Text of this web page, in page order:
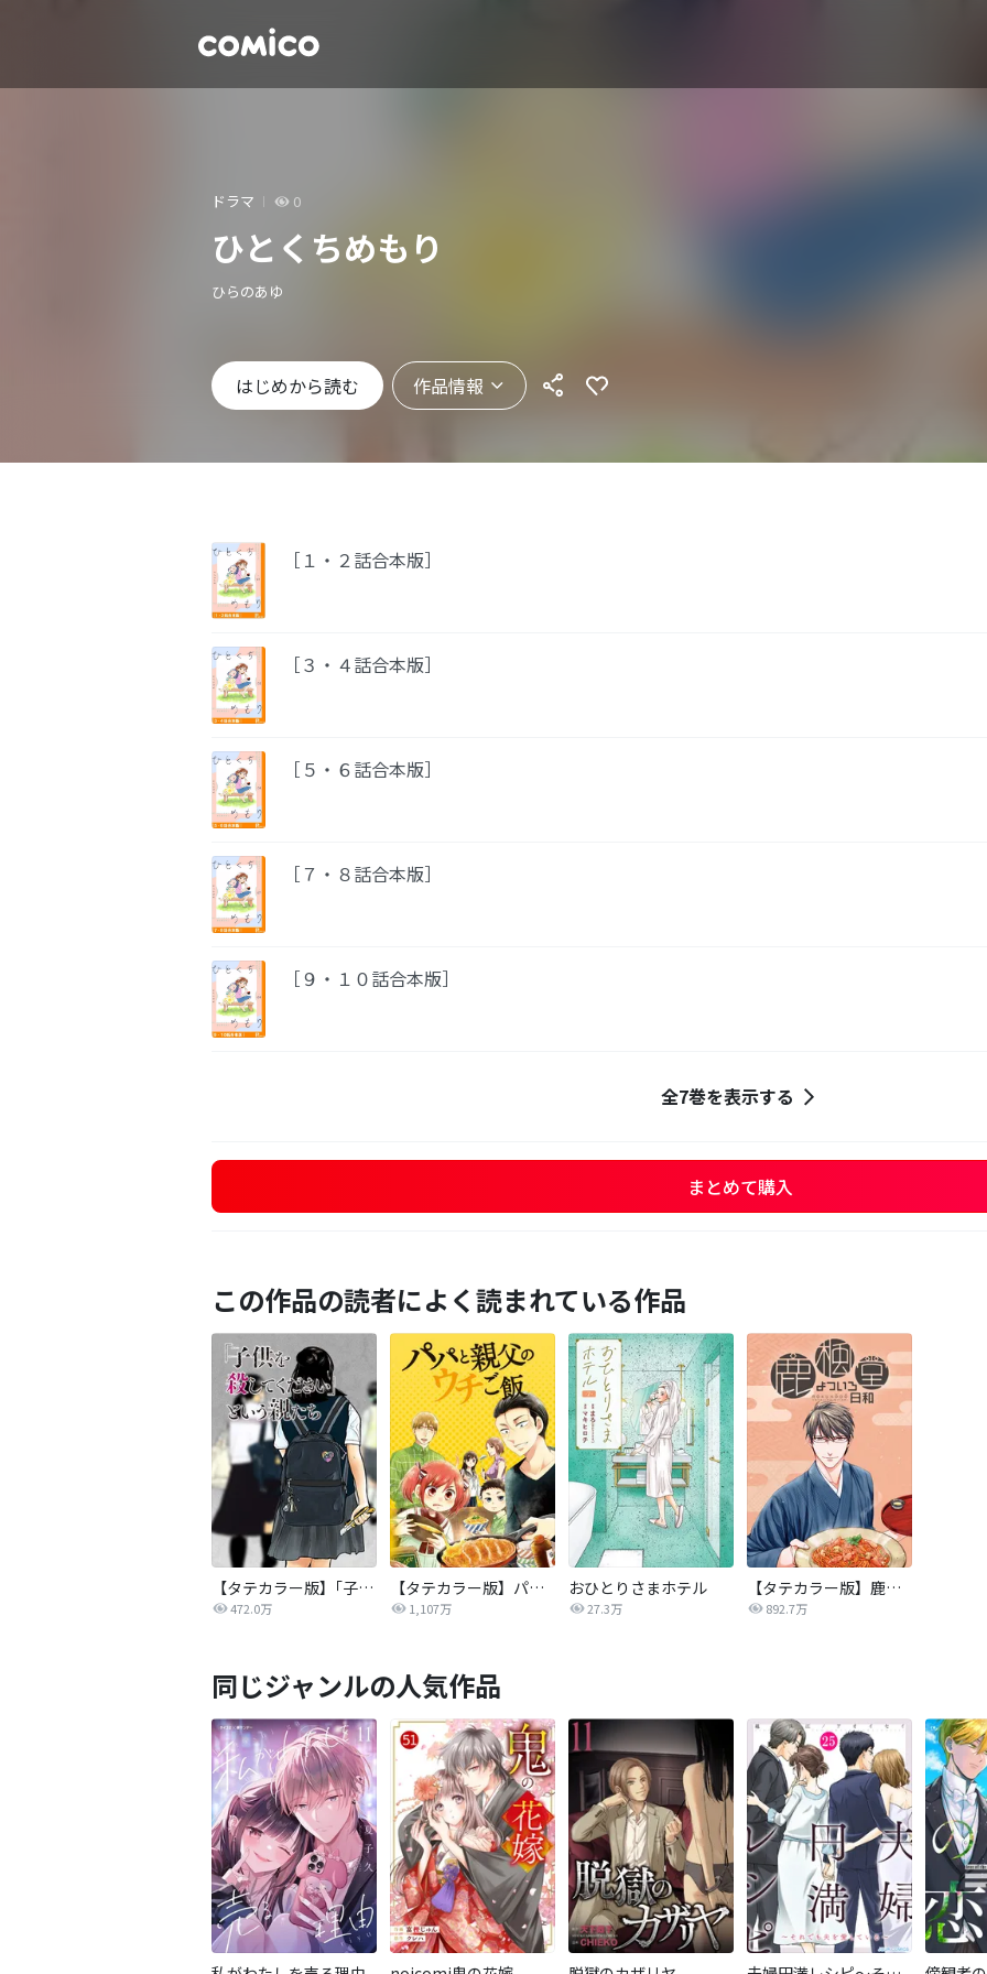
ドラマ 0
ひとくちめもり
ひらのあゆ
はじめから読む 作品情報
［１・２話合本版］
［３・４話合本版］
［５・６話合本版］
［７・８話合本版］
［９・１０話合本版］
全7巻を表示する
まとめて購入
この作品の読者によく読まれている作品
【タテカラー版】｢子供を殺してください｣という親たち
472.0万
【タテカラー版】パパと親父のウチご飯
1,107万
おひとりさまホテル
27.3万
【タテカラー版】鹿楓堂よついろ日和
892.7万
同じジャンルの人気作品